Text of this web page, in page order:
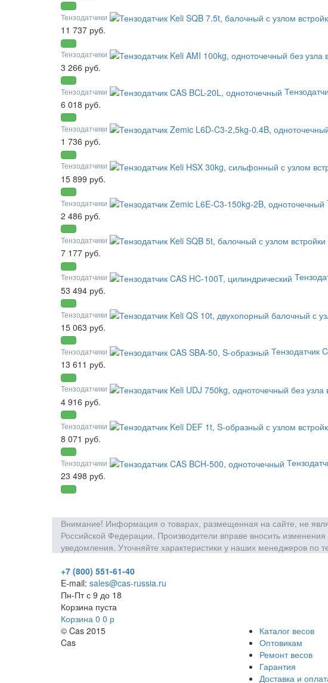
Тензодатчики
11 737 руб.
Тензодатчики
3 266 руб.
Тензодатчики
6 018 руб.
Тензодатчики
1 736 руб.
Тензодатчики
15 899 руб.
Тензодатчики
2 486 руб.
Тензодатчики
7 177 руб.
Тензодатчики
53 494 руб.
Тензодатчики
15 063 руб.
Тензодатчики
Тензодатчик
13 611 руб.
Тензодатчики
4 916 руб.
Тензодатчики
8 071 руб.
Тензодатчики
23 498 руб.
Внимание! Информация о товарах, размещенная на сайте, не
Российской Федерации. Производители вправе вносить
уведомления. Уточняйте характеристики у наших менеджеров
+7 (800) 551-61-40
E-mail: sales@cas-russia.ru
Пн-Пт с 9 до 18
Корзина пуста
Корзина 0 0 р
Каталог весов
Оптовикам
Ремонт весов
Гарантия
Доставка и
© Cas 2015
Cas